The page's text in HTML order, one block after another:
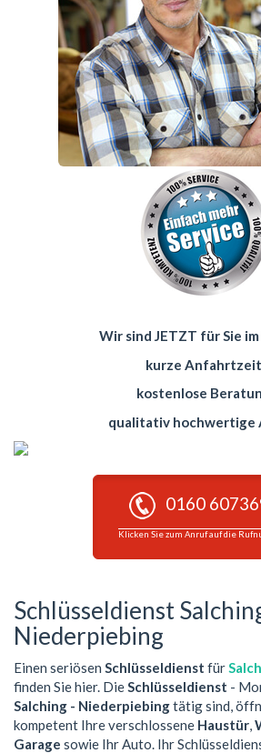
Wir sind JETZT für Sie
kurze Anfahrtzeit
kostenlose
qualitativ hochwertige
0160
Klicken Sie zum Anruf auf die
Schlüsseldienst
Niederpiebing
Einen seriösen Schlüsseldienst für
finden Sie hier. DieSchlüsseldienst -
Salching - Niederpiebingtätig sind,
kompetent Ihre verschlossene Haustür,
Garage sowie Ihr Auto. Ihr